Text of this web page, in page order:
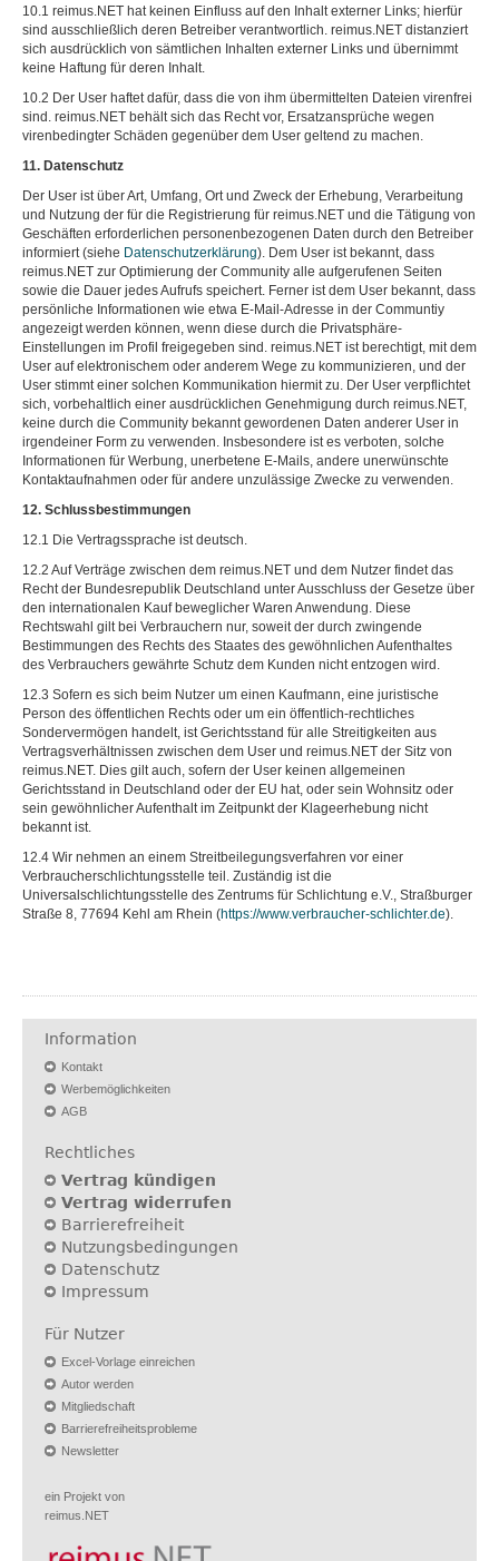
10.1 reimus.NET hat keinen Einfluss auf den Inhalt externer Links; hierfür
sind ausschließlich deren Betreiber verantwortlich. reimus.NET distanziert
sich ausdrücklich von sämtlichen Inhalten externer Links und übernimmt
keine Haftung für deren Inhalt.
10.2 Der User haftet dafür, dass die von ihm übermittelten Dateien virenfrei
sind. reimus.NET behält sich das Recht vor, Ersatzansprüche wegen
virenbedingter Schäden gegenüber dem User geltend zu machen.
11. Datenschutz
Der User ist über Art, Umfang, Ort und Zweck der Erhebung, Verarbeitung
und Nutzung der für die Registrierung für reimus.NET und die Tätigung von
Geschäften erforderlichen personenbezogenen Daten durch den Betreiber
informiert (siehe Datenschutzerklärung). Dem User ist bekannt, dass
reimus.NET zur Optimierung der Community alle aufgerufenen Seiten
sowie die Dauer jedes Aufrufs speichert. Ferner ist dem User bekannt, dass
persönliche Informationen wie etwa E-Mail-Adresse in der Communtiy
angezeigt werden können, wenn diese durch die Privatsphäre-
Einstellungen im Profil freigegeben sind. reimus.NET ist berechtigt, mit dem
User auf elektronischem oder anderem Wege zu kommunizieren, und der
User stimmt einer solchen Kommunikation hiermit zu. Der User verpflichtet
sich, vorbehaltlich einer ausdrücklichen Genehmigung durch reimus.NET,
keine durch die Community bekannt gewordenen Daten anderer User in
irgendeiner Form zu verwenden. Insbesondere ist es verboten, solche
Informationen für Werbung, unerbetene E-Mails, andere unerwünschte
Kontaktaufnahmen oder für andere unzulässige Zwecke zu verwenden.
12. Schlussbestimmungen
12.1 Die Vertragssprache ist deutsch.
12.2 Auf Verträge zwischen dem reimus.NET und dem Nutzer findet das
Recht der Bundesrepublik Deutschland unter Ausschluss der Gesetze über
den internationalen Kauf beweglicher Waren Anwendung. Diese
Rechtswahl gilt bei Verbrauchern nur, soweit der durch zwingende
Bestimmungen des Rechts des Staates des gewöhnlichen Aufenthaltes
des Verbrauchers gewährte Schutz dem Kunden nicht entzogen wird.
12.3 Sofern es sich beim Nutzer um einen Kaufmann, eine juristische
Person des öffentlichen Rechts oder um ein öffentlich-rechtliches
Sondervermögen handelt, ist Gerichtsstand für alle Streitigkeiten aus
Vertragsverhältnissen zwischen dem User und reimus.NET der Sitz von
reimus.NET. Dies gilt auch, sofern der User keinen allgemeinen
Gerichtsstand in Deutschland oder der EU hat, oder sein Wohnsitz oder
sein gewöhnlicher Aufenthalt im Zeitpunkt der Klageerhebung nicht
bekannt ist.
12.4 Wir nehmen an einem Streitbeilegungsverfahren vor einer
Verbraucherschlichtungsstelle teil. Zuständig ist die
Universalschlichtungsstelle des Zentrums für Schlichtung e.V., Straßburger
Straße 8, 77694 Kehl am Rhein (https://www.verbraucher-schlichter.de).
Information
Kontakt
Werbemöglichkeiten
AGB
Rechtliches
Vertrag kündigen
Vertrag widerrufen
Barrierefreiheit
Nutzungsbedingungen
Datenschutz
Impressum
Für Nutzer
Excel-Vorlage einreichen
Autor werden
Mitgliedschaft
Barrierefreiheitsprobleme
Newsletter
ein Projekt von
reimus.NET